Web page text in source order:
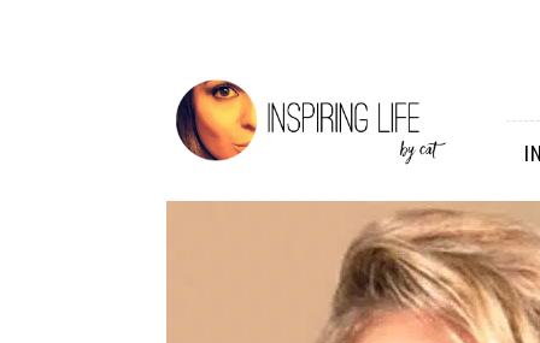
Inspiring
Life